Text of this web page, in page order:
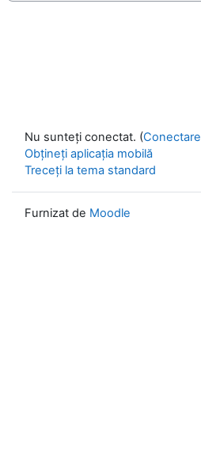
Nu sunteți conectat. (Conectare
Obțineți aplicația mobilă
Treceți la tema standard
Furnizat de Moodle